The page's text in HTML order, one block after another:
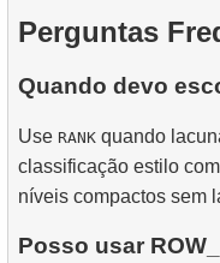
Perguntas
Quando devo
Use RANK quando
classificação estilo
níveis compactos sem
Posso usar